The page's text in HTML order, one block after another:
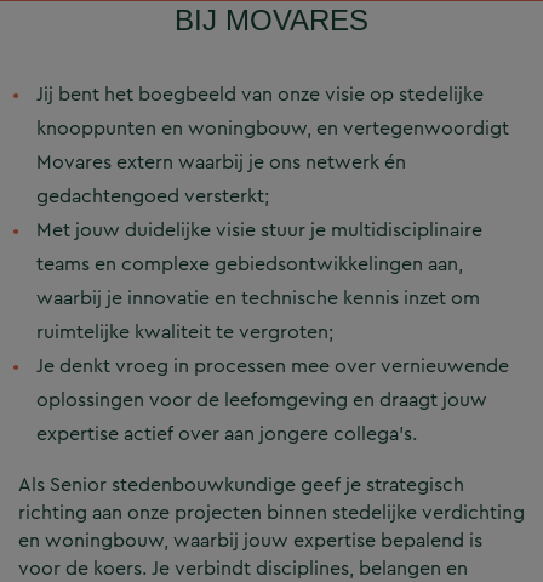
BIJ MOVARES
Jij bent het boegbeeld van onze visie op stedelijke
knooppunten en woningbouw, en vertegenwoordigt
Movares extern waarbij je ons netwerk én
gedachtengoed versterkt;
Met jouw duidelijke visie stuur je multidisciplinaire
teams en complexe gebiedsontwikkelingen aan,
waarbij je innovatie en technische kennis inzet om
ruimtelijke kwaliteit te vergroten;
Je denkt vroeg in processen mee over vernieuwende
oplossingen voor de leefomgeving en draagt jouw
expertise actief over aan jongere collega’s.
Als Senior stedenbouwkundige geef je strategisch
richting aan onze projecten binnen stedelijke verdichting
en woningbouw, waarbij jouw expertise bepalend is
voor de koers. Je verbindt disciplines, belangen en